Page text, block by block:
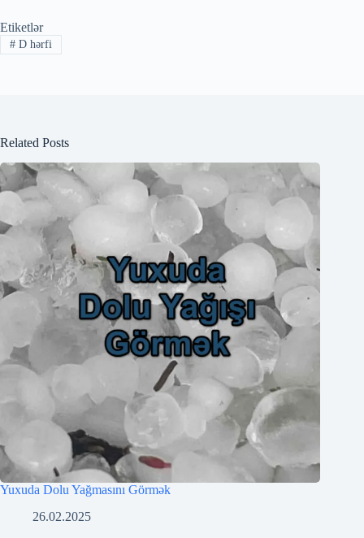
Etiketlər
#D hərfi
Related Posts
Yuxuda Dolu Yağmasını Görmək
26.02.2025